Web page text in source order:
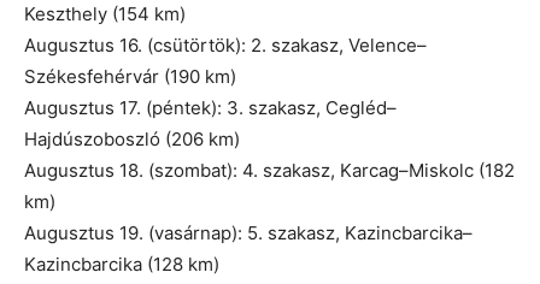
Keszthely (154 km)
Augusztus 16. (csütörtök): 2. szakasz, Velence–
Székesfehérvár (190 km)
Augusztus 17. (péntek): 3. szakasz, Cegléd–
Hajdúszoboszló (206 km)
Augusztus 18. (szombat): 4. szakasz, Karcag–Miskolc (182
km)
Augusztus 19. (vasárnap): 5. szakasz, Kazincbarcika–
Kazincbarcika (128 km)